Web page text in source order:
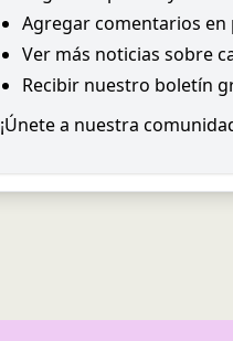
Agregar comentarios en
Ver más noticias sobre
Recibir nuestro boletín
¡Únete a nuestra